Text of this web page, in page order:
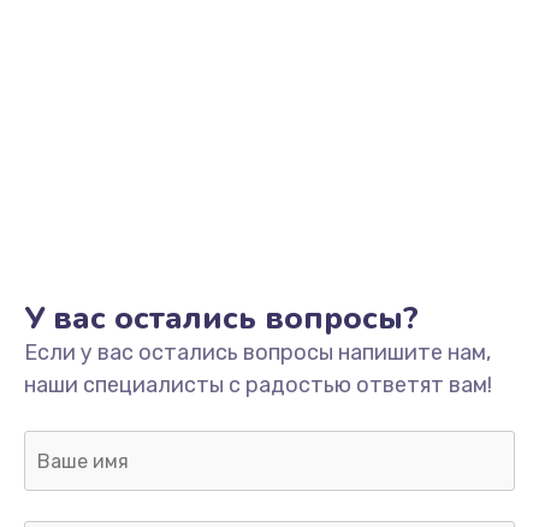
У вас остались вопросы?
Если у вас остались вопросы напишите нам,
наши специалисты с радостью ответят вам!